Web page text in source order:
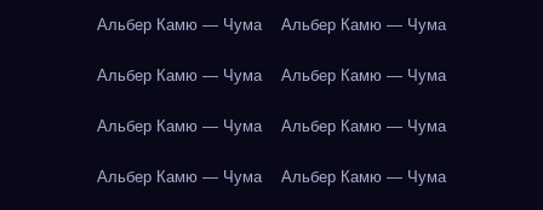
Альбер Камю — Чума Альбер Камю — Чума
Альбер Камю — Чума Альбер Камю — Чума
Альбер Камю — Чума Альбер Камю — Чума
Альбер Камю — Чума Альбер Камю — Чума